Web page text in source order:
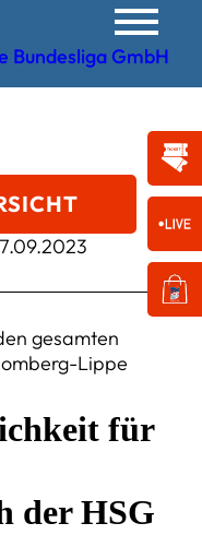
für
der HSG